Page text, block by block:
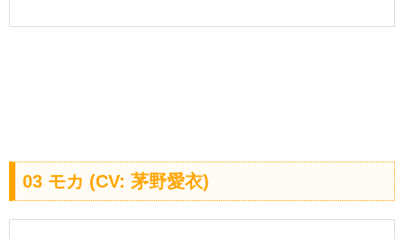
03 モカ (CV: 茅野愛衣)